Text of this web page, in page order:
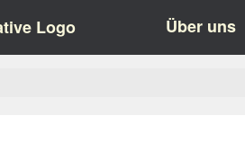
Über uns